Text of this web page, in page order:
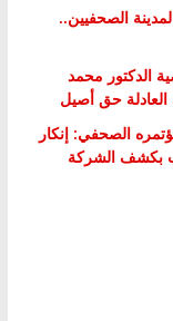
الصحفيين..
الدكتور محمد
العادلة حق أصيل
الصحفي: إنكار
بكشف الشركة